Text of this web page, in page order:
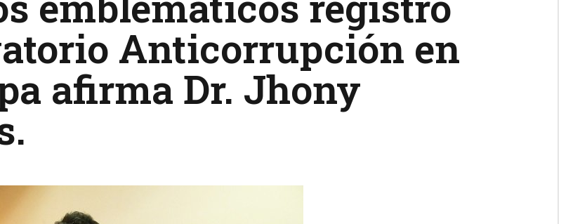
Anticorrupción en
afirma Dr. Jhony